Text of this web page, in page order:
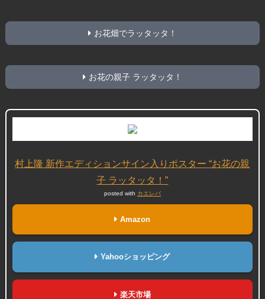
お花畑でラッタッタ！
お花の親子 ラッタッタ！
村上隆 新作エディションサイン入りポスター “お花の親
子 ラッタッタ！”
posted with カエレバ
Amazon
Yahooショッピング
楽天市場